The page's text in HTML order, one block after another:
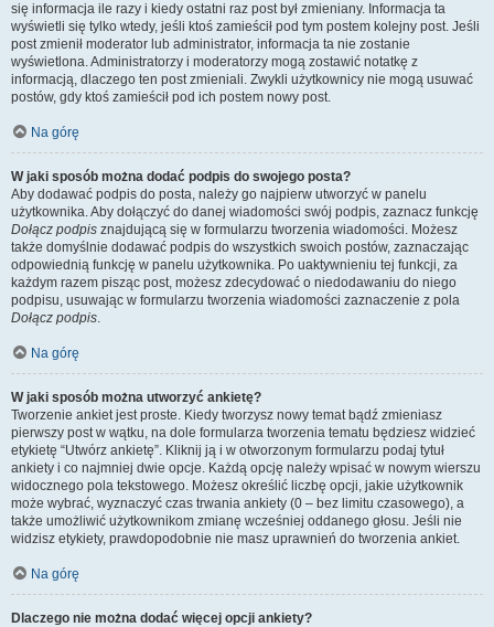
się informacja ile razy i kiedy ostatni raz post był zmieniany. Informacja ta
wyświetli się tylko wtedy, jeśli ktoś zamieścił pod tym postem kolejny post. Jeśli
post zmienił moderator lub administrator, informacja ta nie zostanie
wyświetlona. Administratorzy i moderatorzy mogą zostawić notatkę z
informacją, dlaczego ten post zmieniali. Zwykli użytkownicy nie mogą usuwać
postów, gdy ktoś zamieścił pod ich postem nowy post.
Na górę
W jaki sposób można dodać podpis do swojego posta?
Aby dodawać podpis do posta, należy go najpierw utworzyć w panelu
użytkownika. Aby dołączyć do danej wiadomości swój podpis, zaznacz funkcję
Dołącz podpis znajdującą się w formularzu tworzenia wiadomości. Możesz
także domyślnie dodawać podpis do wszystkich swoich postów, zaznaczając
odpowiednią funkcję w panelu użytkownika. Po uaktywnieniu tej funkcji, za
każdym razem pisząc post, możesz zdecydować o niedodawaniu do niego
podpisu, usuwając w formularzu tworzenia wiadomości zaznaczenie z pola
Dołącz podpis.
Na górę
W jaki sposób można utworzyć ankietę?
Tworzenie ankiet jest proste. Kiedy tworzysz nowy temat bądź zmieniasz
pierwszy post w wątku, na dole formularza tworzenia tematu będziesz widzieć
etykietę “Utwórz ankietę”. Kliknij ją i w otworzonym formularzu podaj tytuł
ankiety i co najmniej dwie opcje. Każdą opcję należy wpisać w nowym wierszu
widocznego pola tekstowego. Możesz określić liczbę opcji, jakie użytkownik
może wybrać, wyznaczyć czas trwania ankiety (0 – bez limitu czasowego), a
także umożliwić użytkownikom zmianę wcześniej oddanego głosu. Jeśli nie
widzisz etykiety, prawdopodobnie nie masz uprawnień do tworzenia ankiet.
Na górę
Dlaczego nie można dodać więcej opcji ankiety?